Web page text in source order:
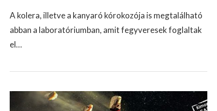
A kolera, illetve a kanyaró kórokozója is megtalálható
abban a laboratóriumban, amit fegyveresek foglaltak
el…